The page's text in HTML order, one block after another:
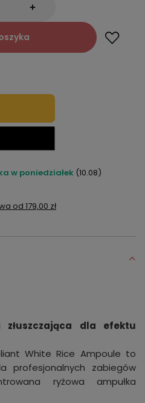
+
w poniedziałek (10.08)
od 179,00 zł
złuszczająca dla efektu
White Rice Ampoule to
profesjonalnych zabiegów
ryżowa ampułka